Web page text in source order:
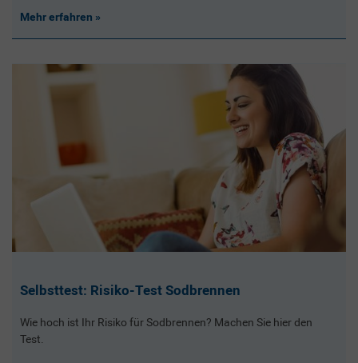
Mehr erfahren
Selbsttest: Risiko-Test Sodbrennen
Wie hoch ist Ihr Risiko für Sodbrennen? Machen Sie hier den
Test.